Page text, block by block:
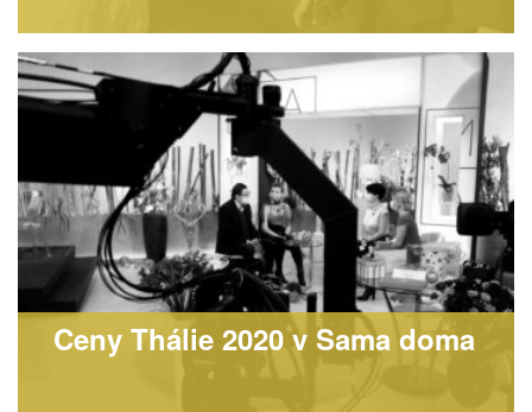
Ceny Thálie 2020 v Sama doma